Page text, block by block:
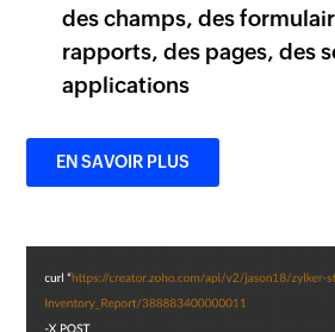
des champs, des
rapports, des pages, des
applications
EN SAVOIR PLUS